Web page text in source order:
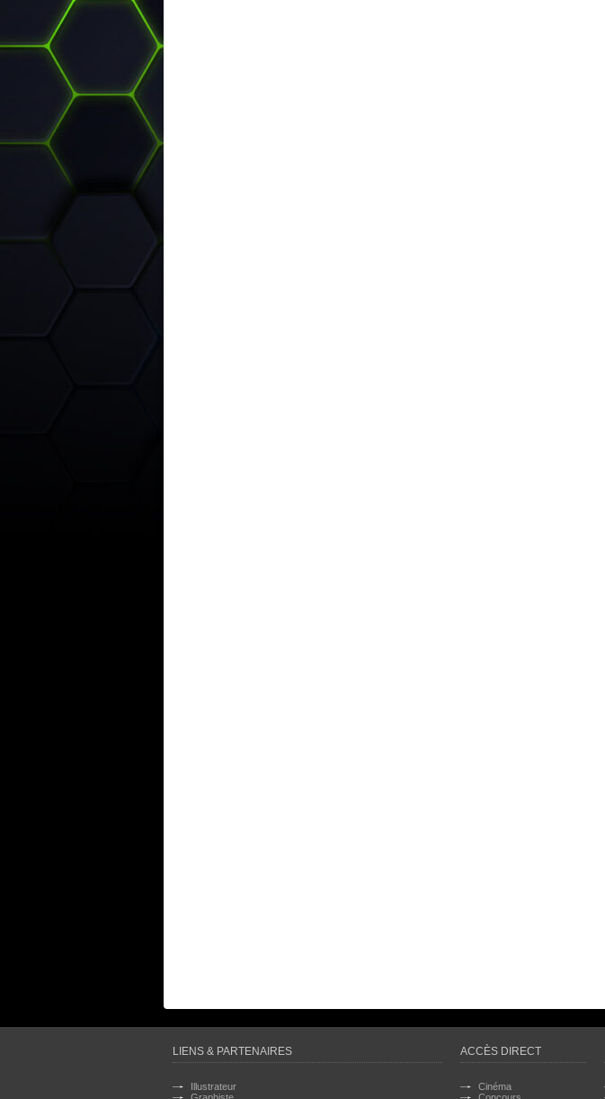
LIENS & PARTENAIRES
Illustrateur
ACCÈS DIRECT
Cinéma